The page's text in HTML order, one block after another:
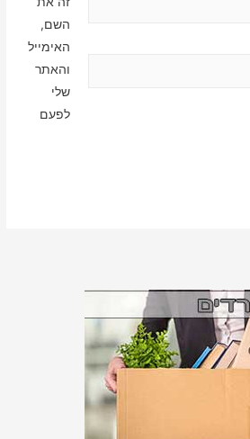
השם,
האימייל
והאתר
שלי
לפעם